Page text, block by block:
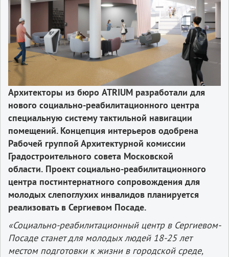
Архитекторы из бюро ATRIUM разработали для
нового социально-реабилитационного центра
специальную систему тактильной навигации
помещений. Концепция интерьеров одобрена
Рабочей группой Архитектурной комиссии
Градостроительного совета Московской
области. Проект социально-реабилитационного
центра постинтернатного сопровождения для
молодых слепоглухих инвалидов планируется
реализовать в Сергиевом Посаде.
«Социально-реабилитационный центр в Сергиевом-
Посаде станет для молодых людей 18-25 лет
местом подготовки к жизни в городской среде,